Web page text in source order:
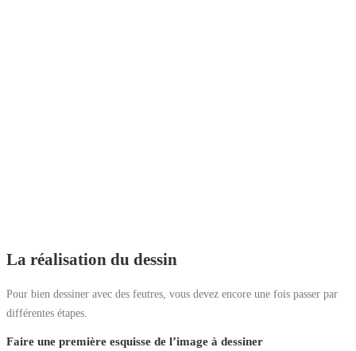
La réalisation du dessin
Pour bien dessiner avec des feutres, vous devez encore une fois passer par
différentes étapes.
Faire une première esquisse de l’image à dessiner